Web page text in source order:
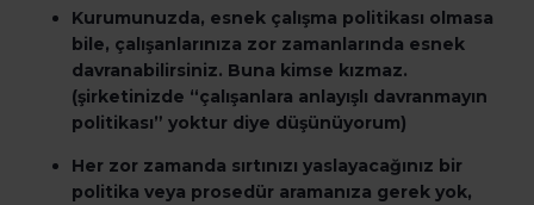
Kurumunuzda, esnek çalışma politikası olmasa
bile, çalışanlarınıza zor zamanlarında esnek
davranabilirsiniz. Buna kimse kızmaz.
(şirketinizde “çalışanlara anlayışlı davranmayın
politikası” yoktur diye düşünüyorum)
Her zor zamanda sırtınızı yaslayacağınız bir
politika veya prosedür aramanıza gerek yok,